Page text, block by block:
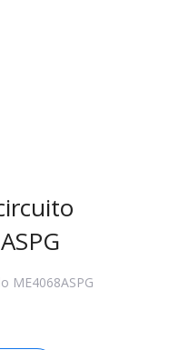
ME4068ASPG